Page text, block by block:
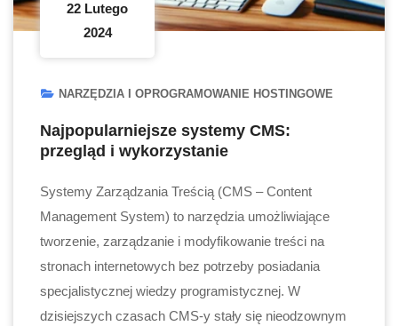
22 Lutego
2024
NARZĘDZIA I OPROGRAMOWANIE HOSTINGOWE
Najpopularniejsze systemy CMS:
przegląd i wykorzystanie
Systemy Zarządzania Treścią (CMS – Content
Management System) to narzędzia umożliwiające
tworzenie, zarządzanie i modyfikowanie treści na
stronach internetowych bez potrzeby posiadania
specjalistycznej wiedzy programistycznej. W
dzisiejszych czasach CMS-y stały się nieodzownym